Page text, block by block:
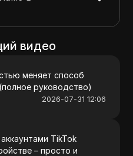
видео
меняет способ
руководство)
2026-07-31 12:06
TikTok
– просто и